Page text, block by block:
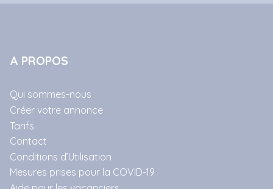
A PROPOS
Qui sommes-nous
Créer votre annonce
Tarifs
Contact
Conditions d’Utilisation
Mesures prises pour la COVID-19